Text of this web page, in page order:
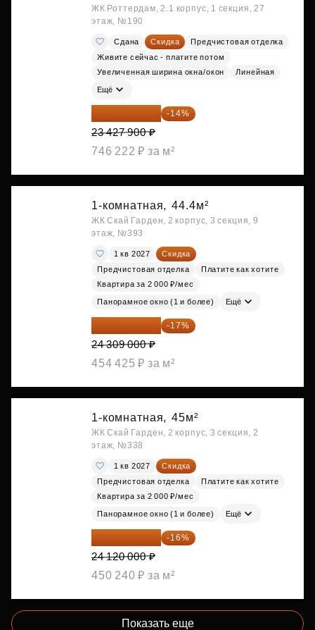
ЖК Роттердам, 2.1 корпус, 1 секция, 27
этаж, №190
Сдана Скидка
Предчистовая отделка
Живите сейчас - платите потом
Увеличенная ширина окна/окон
Линейная
Ещё
20 147 994 ₽ -14%
23 427 900 ₽
746 222 ₽ за м²
1-комнатная, 44.4м²
ЖК Скай Гарден, 2 корпус, 3 секция, 9
этаж, №393
1 кв 2027
Скидка
Предчистовая отделка
Платите как хотите
Квартира за 2 000 ₽/мес
Панорамное окно (1 и более) Ещё
20 176 470 ₽ -17%
24 309 000 ₽
454 425 ₽ за м²
1-комнатная, 45м²
ЖК Скай Гарден, 2 корпус, 3 секция, 2
этаж, №338
1 кв 2027
Скидка
Предчистовая отделка
Платите как хотите
Квартира за 2 000 ₽/мес
Панорамное окно (1 и более) Ещё
20 260 800 ₽ -16%
24 120 000 ₽
450 240 ₽ за м²
Показать еще